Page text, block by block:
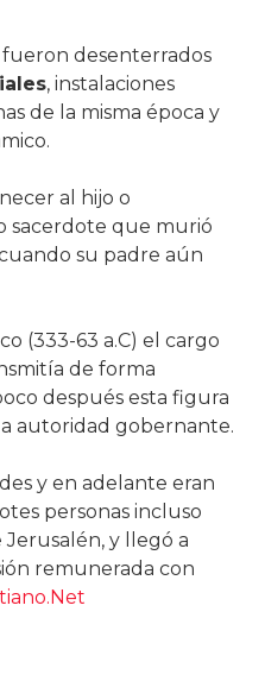
fueron desenterrados
, instalaciones
de la misma época y
al hijo o
sacerdote que murió
su padre aún
(333-63 a.C) el cargo
de forma
después esta figura
autoridad gobernante.
y en adelante eran
personas incluso
y llegó a
remunerada con